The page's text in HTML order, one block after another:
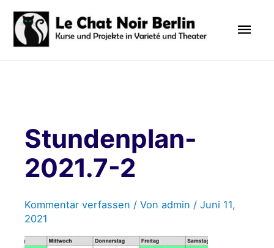
Zum
Inhalt
springen
Stundenplan-
2021.7-2
Kommentar verfassen / Vonadmin /Juni 11,
2021